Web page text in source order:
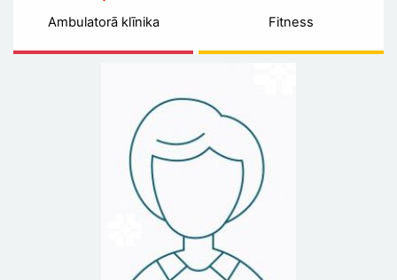
Ambulatorā klīnika Fitness